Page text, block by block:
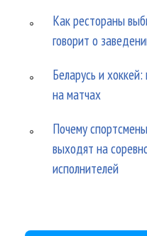
Как рестораны
говорит о
Беларусь и
на матчах
Почему
выходят на
исполнителей